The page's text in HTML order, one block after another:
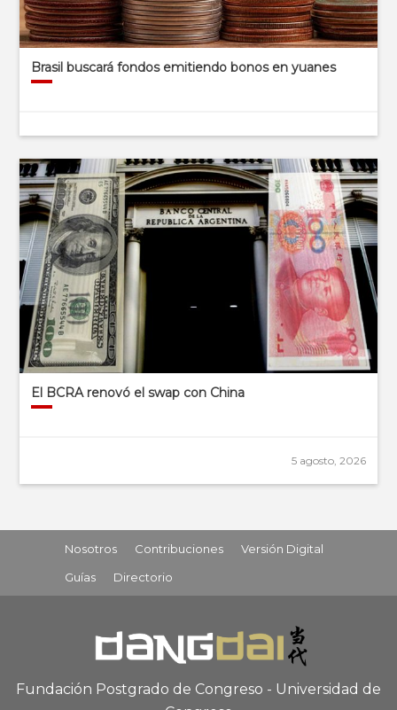
Brasil buscará fondos emitiendo bonos en yuanes
El BCRA renovó el swap con China
5 agosto, 2026
Nosotros Contribuciones
Versión Digital
Guías
Directorio
Fundación Postgrado de Congreso - Universidad de